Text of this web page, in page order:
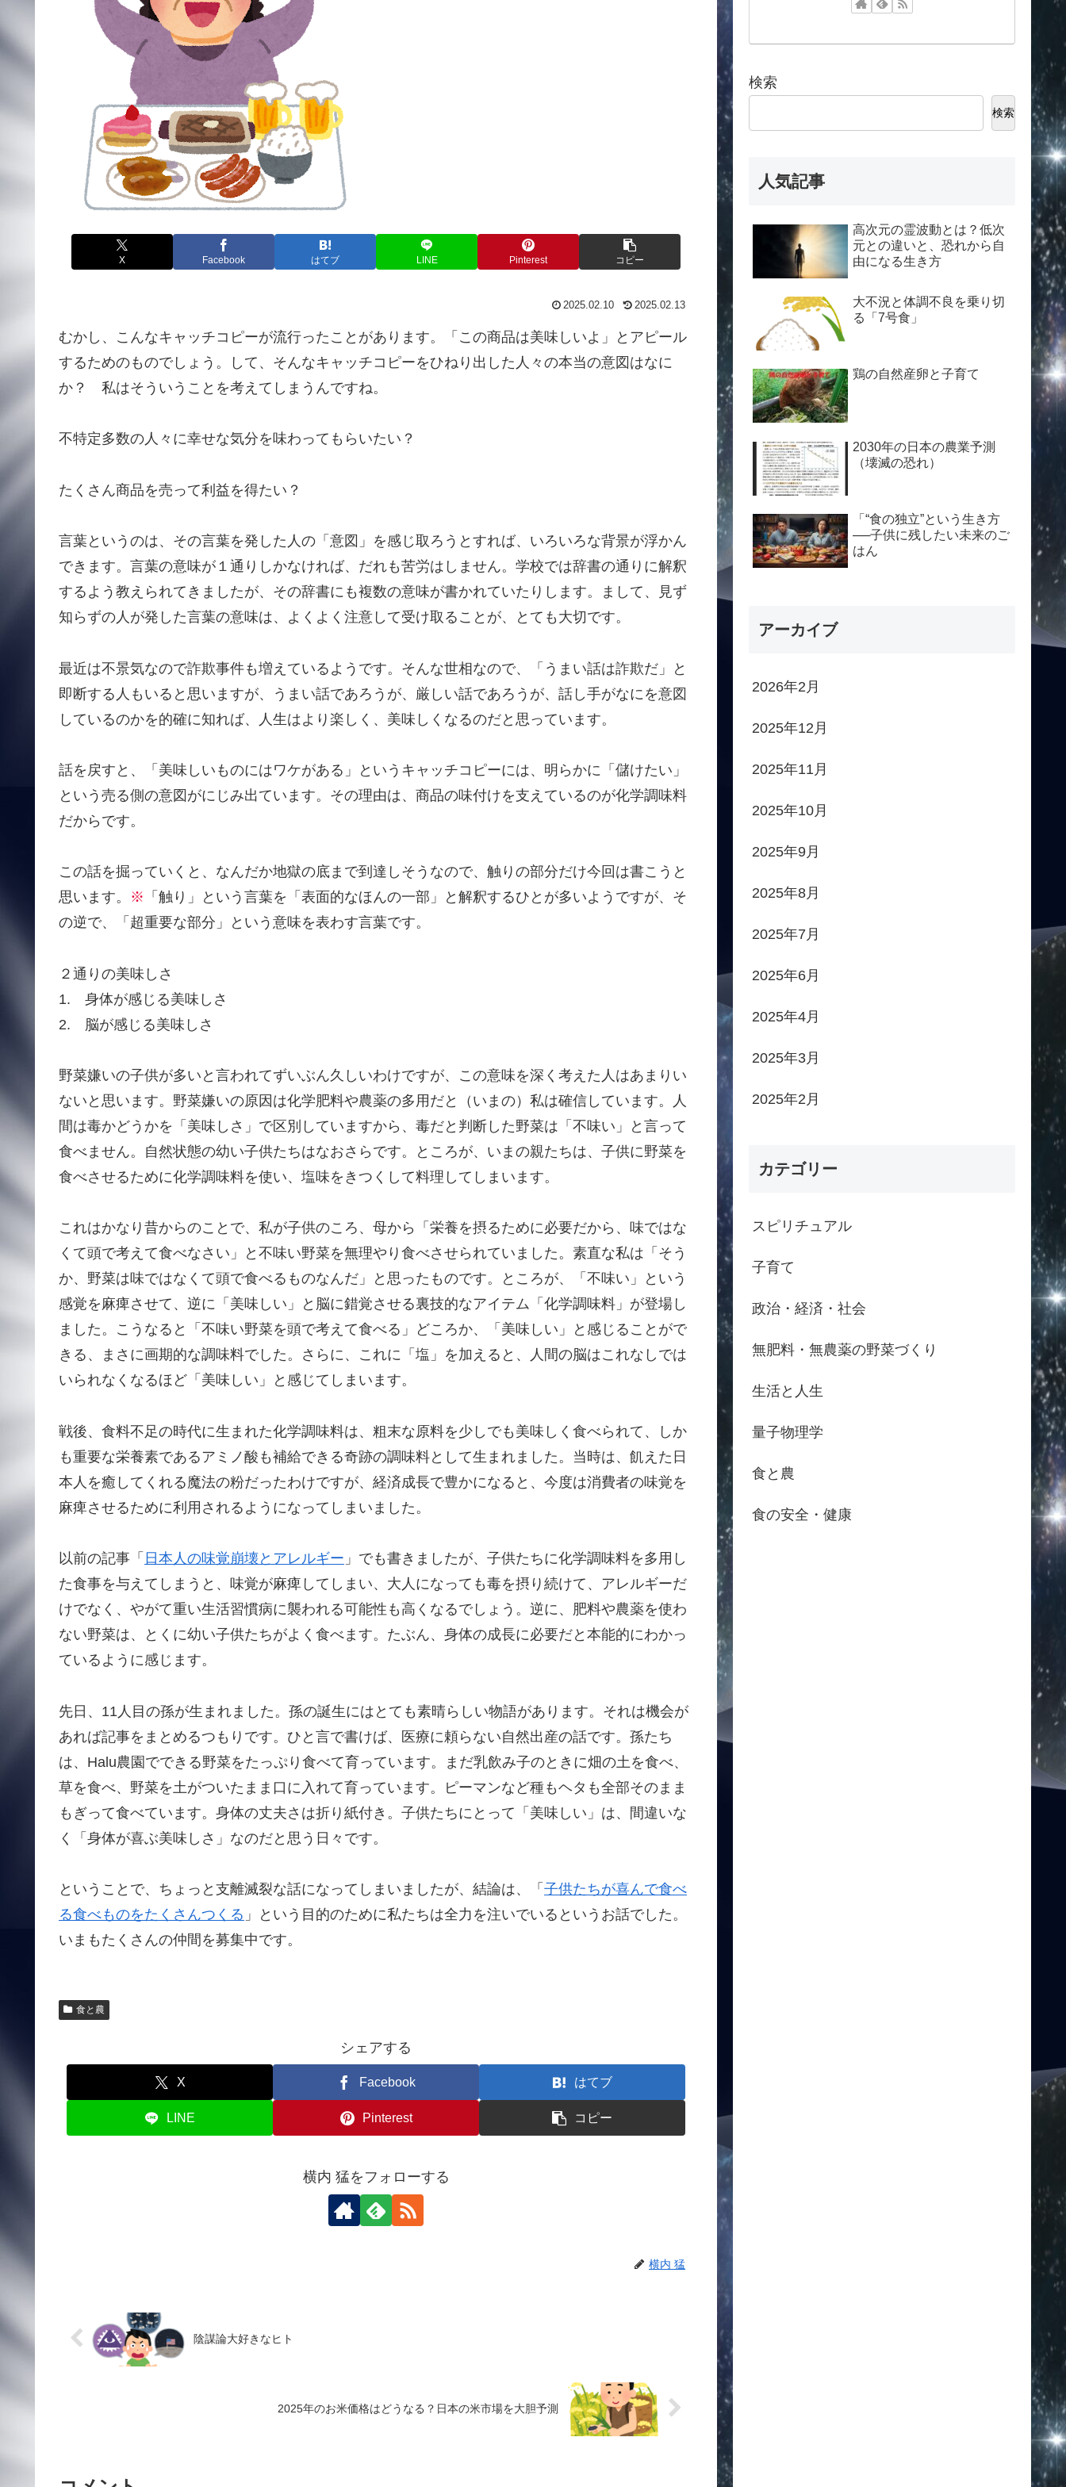
X Facebook はてブ LINE Pinterest コピー
2025.02.10 2025.02.13
むかし、こんなキャッチコピーが流行ったことがあります。「この商品は美味しいよ」とアピール
するためのものでしょう。して、そんなキャッチコピーをひねり出した人々の本当の意図はなに
か？ 私はそういうことを考えてしまうんですね。
不特定多数の人々に幸せな気分を味わってもらいたい？
たくさん商品を売って利益を得たい？
言葉というのは、その言葉を発した人の「意図」を感じ取ろうとすれば、いろいろな背景が浮かん
できます。言葉の意味が１通りしかなければ、だれも苦労はしません。学校では辞書の通りに解釈
するよう教えられてきましたが、その辞書にも複数の意味が書かれていたりします。まして、見ず
知らずの人が発した言葉の意味は、よくよく注意して受け取ることが、とても大切です。
最近は不景気なので詐欺事件も増えているようです。そんな世相なので、「うまい話は詐欺だ」と
即断する人もいると思いますが、うまい話であろうが、厳しい話であろうが、話し手がなにを意図
しているのかを的確に知れば、人生はより楽しく、美味しくなるのだと思っています。
話を戻すと、「美味しいものにはワケがある」というキャッチコピーには、明らかに「儲けたい」
という売る側の意図がにじみ出ています。その理由は、商品の味付けを支えているのが化学調味料
だからです。
この話を掘っていくと、なんだか地獄の底まで到達しそうなので、触りの部分だけ今回は書こうと
思います。 ※ 「触り」という言葉を「表面的なほんの一部」と解釈するひとが多いようですが、そ
の逆で、「超重要な部分」という意味を表わす言葉です。
２通りの美味しさ
1. 身体が感じる美味しさ
2. 脳が感じる美味しさ
野菜嫌いの子供が多いと言われてずいぶん久しいわけですが、この意味を深く考えた人はあまりい
ないと思います。野菜嫌いの原因は化学肥料や農薬の多用だと（いまの）私は確信しています。人
間は毒かどうかを「美味しさ」で区別していますから、毒だと判断した野菜は「不味い」と言って
食べません。自然状態の幼い子供たちはなおさらです。ところが、いまの親たちは、子供に野菜を
食べさせるために化学調味料を使い、塩味をきつくして料理してしまいます。
これはかなり昔からのことで、私が子供のころ、母から「栄養を摂るために必要だから、味ではな
くて頭で考えて食べなさい」と不味い野菜を無理やり食べさせられていました。素直な私は「そう
か、野菜は味ではなくて頭で食べるものなんだ」と思ったものです。ところが、「不味い」という
感覚を麻痺させて、逆に「美味しい」と脳に錯覚させる裏技的なアイテム「化学調味料」が登場し
ました。こうなると「不味い野菜を頭で考えて食べる」どころか、「美味しい」と感じることがで
きる、まさに画期的な調味料でした。さらに、これに「塩」を加えると、人間の脳はこれなしでは
いられなくなるほど「美味しい」と感じてしまいます。
戦後、食料不足の時代に生まれた化学調味料は、粗末な原料を少しでも美味しく食べられて、しか
も重要な栄養素であるアミノ酸も補給できる奇跡の調味料として生まれました。当時は、飢えた日
本人を癒してくれる魔法の粉だったわけですが、経済成長で豊かになると、今度は消費者の味覚を
麻痺させるために利用されるようになってしまいました。
以前の記事「 日本人の味覚崩壊とアレルギー 」でも書きましたが、子供たちに化学調味料を多用し
た食事を与えてしまうと、味覚が麻痺してしまい、大人になっても毒を摂り続けて、アレルギーだ
けでなく、やがて重い生活習慣病に襲われる可能性も高くなるでしょう。逆に、肥料や農薬を使わ
ない野菜は、とくに幼い子供たちがよく食べます。たぶん、身体の成長に必要だと本能的にわかっ
ているように感じます。
先日、11人目の孫が生まれました。孫の誕生にはとても素晴らしい物語があります。それは機会が
あれば記事をまとめるつもりです。ひと言で書けば、医療に頼らない自然出産の話です。孫たち
は、Halu農園でできる野菜をたっぷり食べて育っています。まだ乳飲み子のときに畑の土を食べ、
草を食べ、野菜を土がついたまま口に入れて育っています。ピーマンなど種もヘタも全部そのまま
もぎって食べています。身体の丈夫さは折り紙付き。子供たちにとって「美味しい」は、間違いな
く「身体が喜ぶ美味しさ」なのだと思う日々です。
ということで、ちょっと支離滅裂な話になってしまいましたが、結論は、「 子供たちが喜んで食べ
る食べものをたくさんつくる 」という目的のために私たちは全力を注いでいるというお話でした。
いまもたくさんの仲間を募集中です。
食と農
シェアする
X Facebook はてブ
LINE Pinterest コピー
横内 猛をフォローする
横内 猛
陰謀論大好きなヒト
2025年のお米価格はどうなる？日本の米市場を大胆予測
検索
検索
人気記事
高次元の霊波動とは？低次
元との違いと、恐れから自
由になる生き方
大不況と体調不良を乗り切
る「7号食」
鶏の自然産卵と子育て
2030年の日本の農業予測
（壊滅の恐れ）
「“食の独立”という生き方
──子供に残したい未来のご
はん
アーカイブ
2026年2月
2025年12月
2025年11月
2025年10月
2025年9月
2025年8月
2025年7月
2025年6月
2025年4月
2025年3月
2025年2月
カテゴリー
スピリチュアル
子育て
政治・経済・社会
無肥料・無農薬の野菜づくり
生活と人生
量子物理学
食と農
食の安全・健康